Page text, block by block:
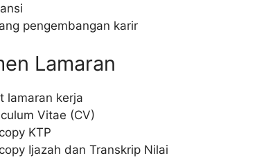
pengembangan karir
Lamaran
lamaran kerja
Vitae (CV)
KTP
Ijazah dan Transkrip Nilai